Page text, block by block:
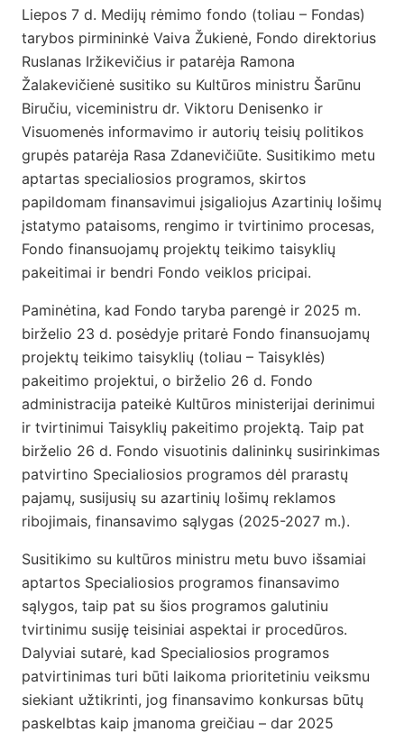
Liepos 7 d. Medijų rėmimo fondo (toliau – Fondas)
tarybos pirmininkė Vaiva Žukienė, Fondo direktorius
Ruslanas Iržikevičius ir patarėja Ramona
Žalakevičienė susitiko su Kultūros ministru Šarūnu
Biručiu, viceministru dr. Viktoru Denisenko ir
Visuomenės informavimo ir autorių teisių politikos
grupės patarėja Rasa Zdanevičiūte. Susitikimo metu
aptartas specialiosios programos, skirtos
papildomam finansavimui įsigaliojus Azartinių lošimų
įstatymo pataisoms, rengimo ir tvirtinimo procesas,
Fondo finansuojamų projektų teikimo taisyklių
pakeitimai ir bendri Fondo veiklos pricipai.
Paminėtina, kad Fondo taryba parengė ir 2025 m.
birželio 23 d. posėdyje pritarė Fondo finansuojamų
projektų teikimo taisyklių (toliau – Taisyklės)
pakeitimo projektui, o birželio 26 d. Fondo
administracija pateikė Kultūros ministerijai derinimui
ir tvirtinimui Taisyklių pakeitimo projektą. Taip pat
birželio 26 d. Fondo visuotinis dalininkų susirinkimas
patvirtino Specialiosios programos dėl prarastų
pajamų, susijusių su azartinių lošimų reklamos
ribojimais, finansavimo sąlygas (2025-2027 m.).
Susitikimo su kultūros ministru metu buvo išsamiai
aptartos Specialiosios programos finansavimo
sąlygos, taip pat su šios programos galutiniu
tvirtinimu susiję teisiniai aspektai ir procedūros.
Dalyviai sutarė, kad Specialiosios programos
patvirtinimas turi būti laikoma prioritetiniu veiksmu
siekiant užtikrinti, jog finansavimo konkursas būtų
paskelbtas kaip įmanoma greičiau – dar 2025